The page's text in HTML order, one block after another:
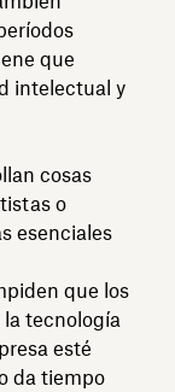
que
intelectual y
cosas
o
esenciales
que los
tecnología
esté
da tiempo